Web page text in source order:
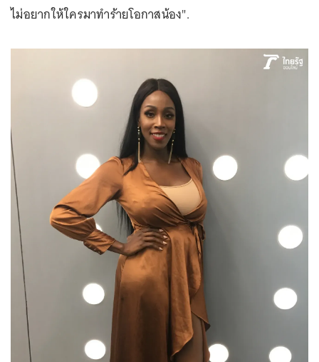
ไม่อยากให้ใครมาทำร้ายโอกาสน้อง".